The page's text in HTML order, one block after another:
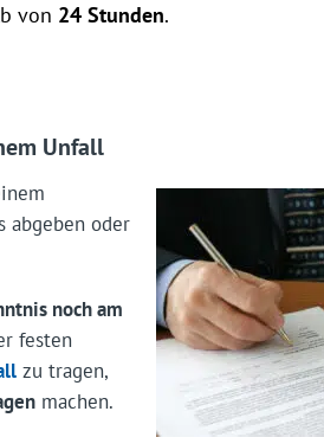
von 24 Stunden.
Unfall
abgeben oder
noch am
festen
zu tragen,
machen.